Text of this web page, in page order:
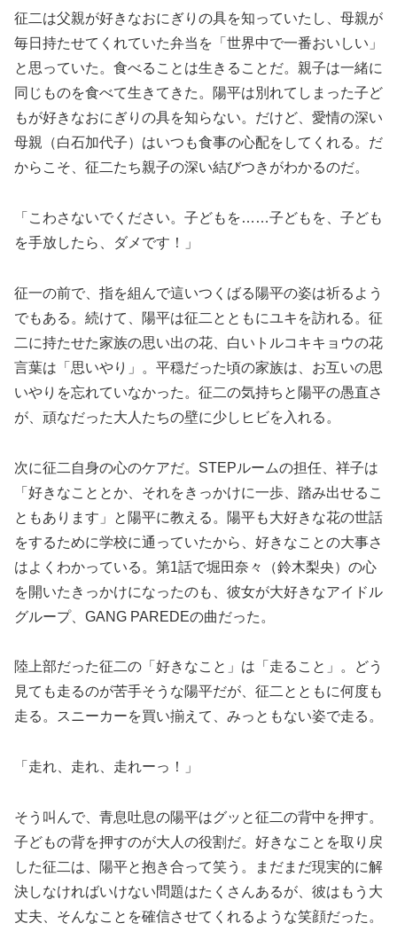
征二は父親が好きなおにぎりの具を知っていたし、母親が
毎日持たせてくれていた弁当を「世界中で一番おいしい」
と思っていた。食べることは生きることだ。親子は一緒に
同じものを食べて生きてきた。陽平は別れてしまった子ど
もが好きなおにぎりの具を知らない。だけど、愛情の深い
母親（白石加代子）はいつも食事の心配をしてくれる。だ
からこそ、征二たち親子の深い結びつきがわかるのだ。
「こわさないでください。子どもを……子どもを、子ども
を手放したら、ダメです！」
征一の前で、指を組んで這いつくばる陽平の姿は祈るよう
でもある。続けて、陽平は征二とともにユキを訪れる。征
二に持たせた家族の思い出の花、白いトルコキキョウの花
言葉は「思いやり」。平穏だった頃の家族は、お互いの思
いやりを忘れていなかった。征二の気持ちと陽平の愚直さ
が、頑なだった大人たちの壁に少しヒビを入れる。
次に征二自身の心のケアだ。STEPルームの担任、祥子は
「好きなこととか、それをきっかけに一歩、踏み出せるこ
ともあります」と陽平に教える。陽平も大好きな花の世話
をするために学校に通っていたから、好きなことの大事さ
はよくわかっている。第1話で堀田奈々（鈴木梨央）の心
を開いたきっかけになったのも、彼女が大好きなアイドル
グループ、GANG PAREDEの曲だった。
陸上部だった征二の「好きなこと」は「走ること」。どう
見ても走るのが苦手そうな陽平だが、征二とともに何度も
走る。スニーカーを買い揃えて、みっともない姿で走る。
「走れ、走れ、走れーっ！」
そう叫んで、青息吐息の陽平はグッと征二の背中を押す。
子どもの背を押すのが大人の役割だ。好きなことを取り戻
した征二は、陽平と抱き合って笑う。まだまだ現実的に解
決しなければいけない問題はたくさんあるが、彼はもう大
丈夫、そんなことを確信させてくれるような笑顔だった。